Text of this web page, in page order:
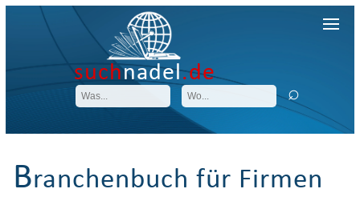
suchnadel.de
Branchenbuch für Firmen